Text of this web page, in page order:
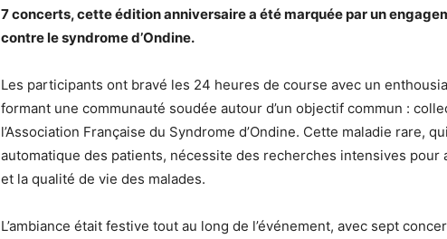
7 concerts, cette édition anniversaire a été marquée par un
contre le syndrome d’Ondine.
Les participants ont bravé les 24 heures de course avec un
formant une communauté soudée autour d’un objectif commun :
l’Association Française du Syndrome d’Ondine. Cette maladie rare,
automatique des patients, nécessite des recherches intensives pour
et la qualité de vie des malades.
L’ambiance était festive tout au long de l’événement, avec sept